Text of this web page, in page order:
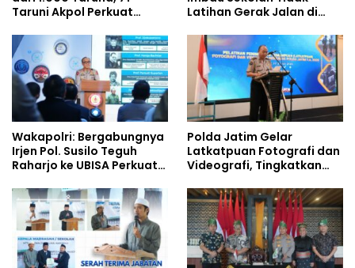
Taruni Akpol Perkuat
Siswa Sekolah Rakyat
Latihan Gerak Jalan di
Wakapolri: Bergabungnya
Irjen Pol. Susilo Teguh
Raharjo ke UBISA Perkuat
Studi Kepolisian
Polda Jatim Gelar
Latkatpuan Fotografi dan
Videografi, Tingkatkan
Era Digital